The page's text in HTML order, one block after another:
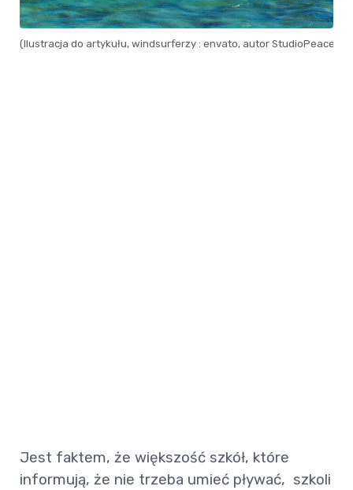
(Ilustracja do artykułu, windsurferzy : envato, autor StudioPeace)
Jest faktem, że większość szkół, które
informują, że nie trzeba umieć pływać, szkoli